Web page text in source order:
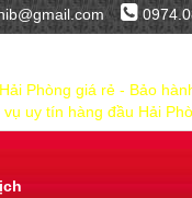
Phòng giá rẻ - Bảo
vụ uy tín hàng đầu Hải